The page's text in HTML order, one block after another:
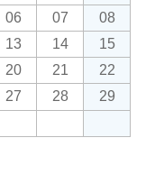
06 07
08
13 14
15
20 21
22
27 28
29